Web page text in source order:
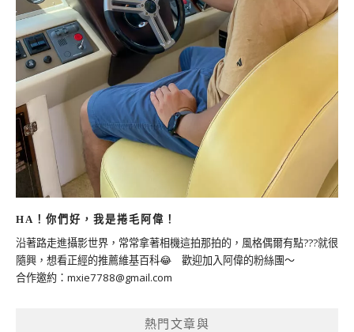
HA！你們好，我是捲毛阿偉！
沿著路走進攝影世界，常常拿著相機這拍那拍的，風格偶爾有點???就很
隨興，想看正經的推薦維基百科😂 歡迎加入阿偉的粉絲團～
合作邀約： mxie7788@gmail.com
熱門文章與